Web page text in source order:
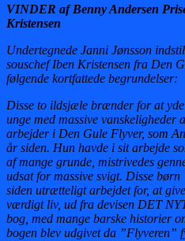
VINDER af Benny Andersen
Kristensen
Undertegnede Janni Jønsson
souschef Iben Kristensen fra Den
følgende kortfattede begrundelser:
Disse to ildsjæle brænder for at
unge med massive vanskeligheder
arbejder i Den Gule Flyver, som
år siden. Hun havde i sit arbejde
af mange grunde, mistrivedes
udsat for massive svigt. Disse
siden utrætteligt arbejdet for, at
værdigt liv, ud fra devisen DET
bog, med mange barske historier
bogen blev udgivet da ”Flyveren”